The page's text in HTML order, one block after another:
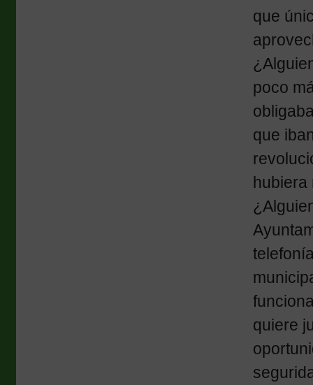
que
poco
que
hubiera
quiere